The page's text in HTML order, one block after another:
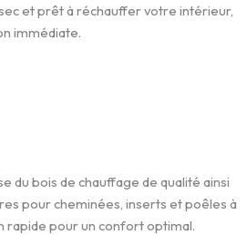
et prêt à réchauffer votre intérieur,
immédiate.
du bois de chauffage de qualité ainsi
pour cheminées, inserts et poêles à
rapide pour un confort optimal.